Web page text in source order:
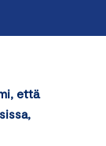
että